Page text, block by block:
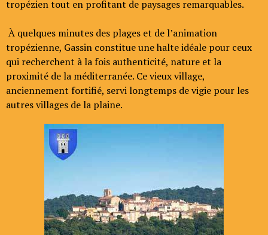
tropézien tout en profitant de paysages remarquables.
À quelques minutes des plages et de l’animation
tropézienne, Gassin constitue une halte idéale pour ceux
qui recherchent à la fois authenticité, nature et la
proximité de la méditerranée. Ce vieux village,
anciennement fortifié, servi longtemps de vigie pour les
autres villages de la plaine.